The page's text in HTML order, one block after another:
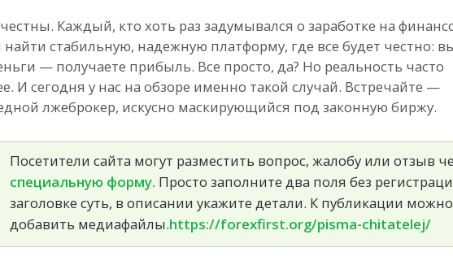
Каждый, кто хоть раз задумывался о заработке на
стабильную, надежную платформу, где все будет честно:
— получаете прибыль. Все просто, да? Но реальность часто
И сегодня у нас на обзоре именно такой случай. Встречайте —
лжеброкер, искусно маскирующийся под законную биржу.
Посетители сайта могут разместить вопрос, жалобу или отзыв
специальную форму. Просто заполните два поля без
заголовке суть, в описании укажите детали. К публикации можно
добавить медиафайлы.https://forexfirst.org/pisma-chitatelej/